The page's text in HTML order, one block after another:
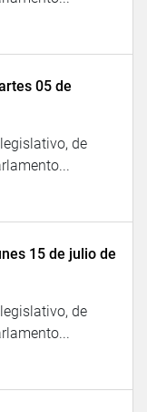
05 de
de
15 de julio de
de